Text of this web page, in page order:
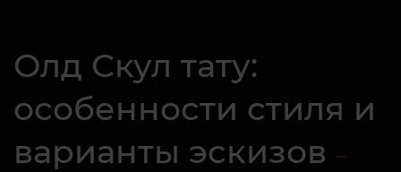
Олд Скул тату:
особенности стиля и
варианты эскизов